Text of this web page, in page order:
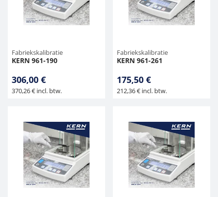
Fabriekskalibratie
KERN 961-190
306,00 €
370,26 € incl. btw.
Fabriekskalibratie
KERN 961-261
175,50 €
212,36 € incl. btw.